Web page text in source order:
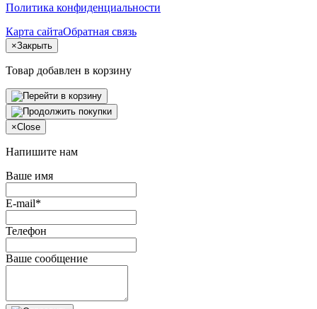
Политика конфиденциальности
Карта сайтаОбратная связь
×Закрыть
Товар добавлен в корзину
×Close
Напишите нам
Ваше имя
E-mail*
Телефон
Ваше сообщение